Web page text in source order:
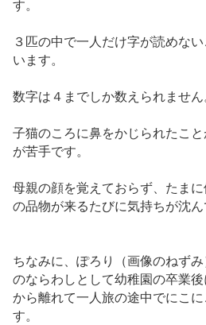
す。
３匹の中で一人だけ字が読めな
います。
数字は４までしか数えられません
子猫のころに鼻をかじられたこ
が苦手です。
母親の顔を覚えておらず、たま
の品物が来るたびに気持ちが沈
ちなみに、ぽろり（画像のねず
のならわしとして幼稚園の卒業
から離れて一人旅の途中でにこ
す。